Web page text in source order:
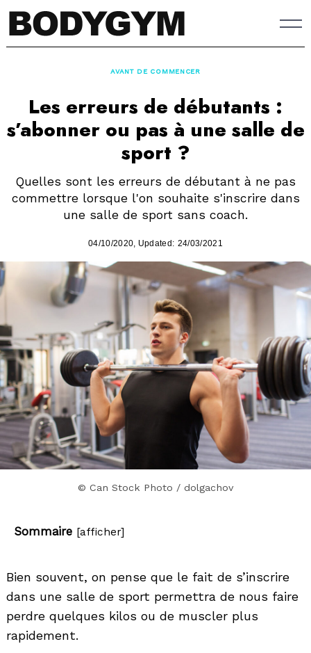
Skip
content
AVANT DE COMMENCER
Les erreurs de débutants :
s’abonner ou pas à une salle de
sport ?
Quelles sont les erreurs de débutant à ne pas
commettre lorsque l'on souhaite s'inscrire dans
une salle de sport sans coach.
04/10/2020 , Updated: 24/03/2021
© Can Stock Photo / dolgachov
Sommaire [afficher]
Bien souvent, on pense que le fait de s’inscrire
dans une salle de sport permettra de nous faire
perdre quelques kilos ou de muscler plus
rapidement.